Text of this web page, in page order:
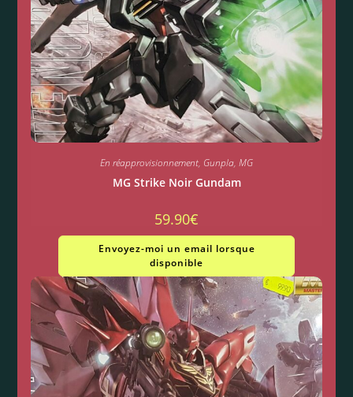
En réapprovisionnement, Gunpla, MG
MG Strike Noir Gundam
59.90€
Envoyez-moi un email lorsque
disponible